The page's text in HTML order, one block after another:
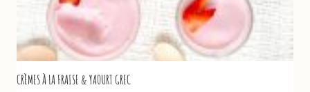
CRÈMES À LA FRAISE & YAOURT GREC